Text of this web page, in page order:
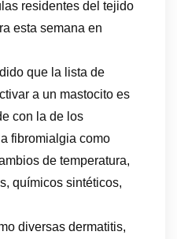
residentes del tejido
esta semana en
que la lista de
a un mastocito es
con la de los
fibromialgia como
de temperatura,
químicos sintéticos,
diversas dermatitis,